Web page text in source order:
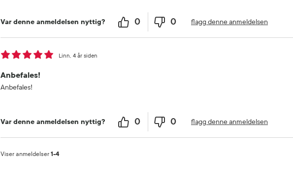
Var denne anmeldelsen nyttig? 0 0 flagg denne anmeldelsen
Anbefales!
4 år siden
Linn
Anbefales!
Var denne anmeldelsen nyttig? 0 0 flagg denne anmeldelsen
Viser anmeldelser 1-4